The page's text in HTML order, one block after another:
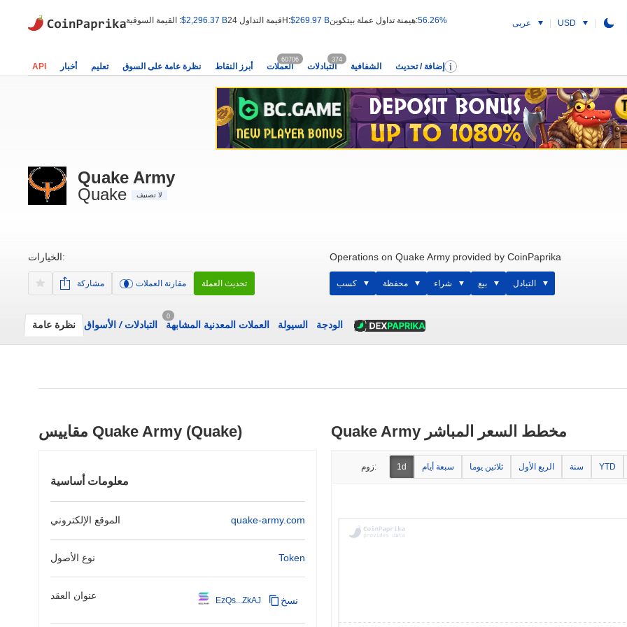
القيمة السوقية :$2,296.37 B قيمة التداول 24H:$269.97 B هيمنة تداول عملة بيتكوين:56.26% عربى USD
API أخبار تعليم نظرة عامة على السوق أبرز النقاط العملات
60706
التبادلات
374
الشفافية إضافة / تحديث
Quake Army
Quake
لا تصنيف
الخيارات:
مشاركة مقارنة العملات تحديث العملة
Operations on Quake Army provided by CoinPaprika
كسب محفظة شراء بيع التبادل
نظرة عامة التبادلات/ الأسواق
0
العملات المعدنية المشابهة السيولة الودجة
مقاييس Quake Army (Quake)
معلومات أساسية
الموقع الإلكتروني quake-army.com
نوع الأصول Token
عنوان العقد EzQs...ZkAJ نسخ
Quake Army مخطط السعر المباشر
زوم: 1d سبعة أيام ثلاثين يوما الربع الأول سنة YTD